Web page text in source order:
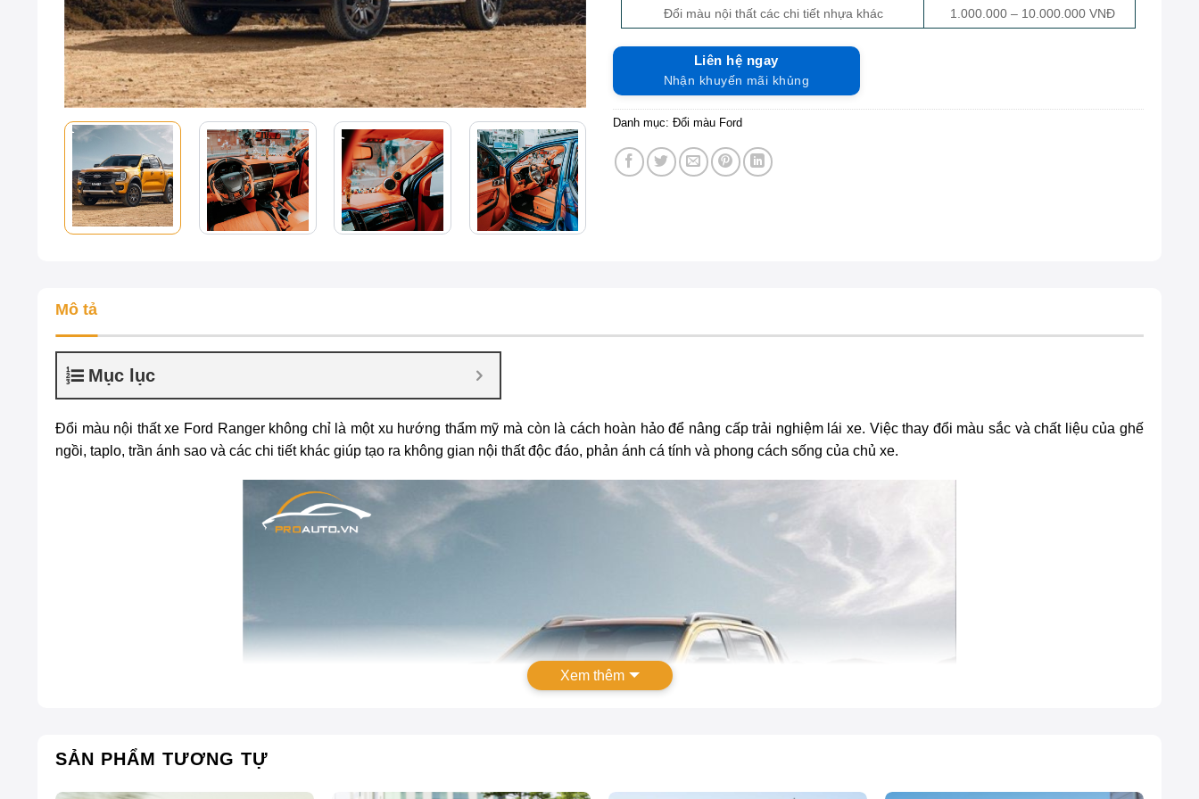
Đổi màu nội thất các chi tiết nhựa khác 1.000.000 – 10.000.000 VNĐ
Liên hệ ngay
Nhận khuyến mãi khủng
Danh mục: Đổi màu Ford
Mô tả
Mục lục
Đổi màu nội thất xe Ford Rangerkhông chỉ là một xu hướng thẩm mỹ mà còn là cách hoàn hảo để nâng cấp trải nghiệm lái xe. Việc thay đổi màu sắc và chất liệu của ghế
ngồi, taplo, trần ánh sao và các chi tiết khác giúp tạo ra không gian nội thất độc đáo, phản ánh cá tính và phong cách sống của chủ xe.
Xem thêm
SẢN PHẨM TƯƠNG TỰ